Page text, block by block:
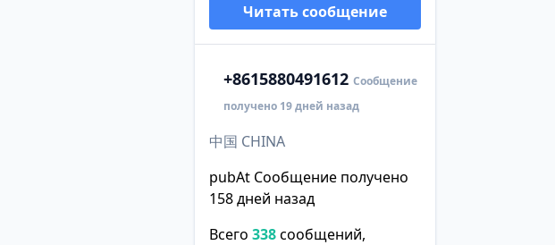
Читать сообщение
+8615880491612 Сообщение
получено 19 дней назад
中国 CHINA
pubAt Сообщение получено
158 дней назад
Всего 338сообщений,